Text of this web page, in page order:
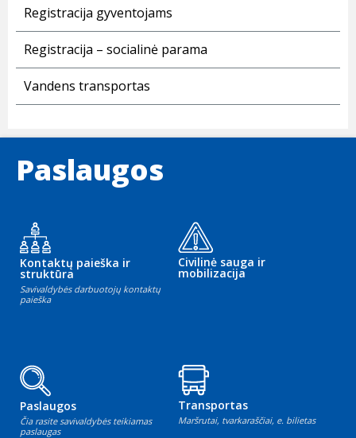
Registracija gyventojams
Registracija – socialinė parama
Vandens transportas
Paslaugos
Kontaktų paieška ir
struktūra
Savivaldybės darbuotojų kontaktų
paieška
Civilinė sauga ir
mobilizacija
Paslaugos
Čia rasite savivaldybės teikiamas
paslaugas
Transportas
Maršrutai, tvarkaraščiai, e. bilietas